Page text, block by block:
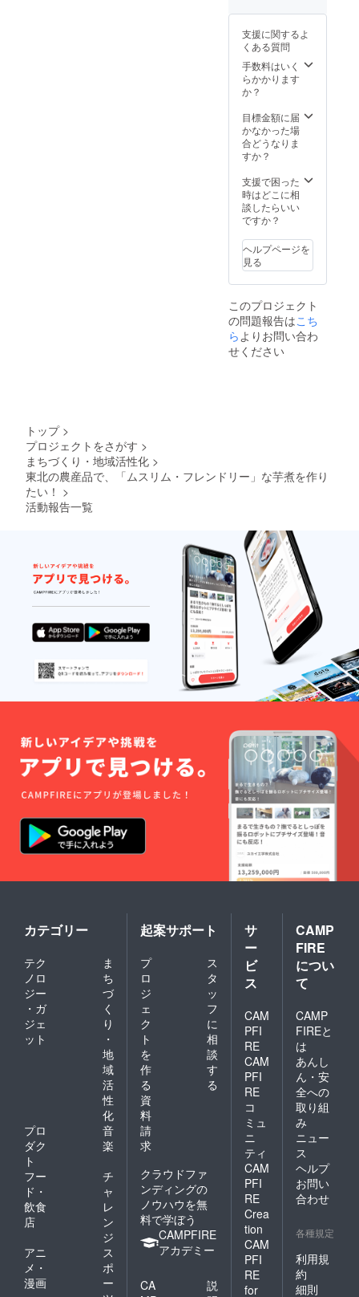
tidak bisa dimakan oleh
umat Islam. Untuk acara ini,
kami akan memproduksi
Imoni dengan TIDAK ADA
PRODUK DARI HEWAN
sehingga semua orang bisa
memakannya terlepas dari
keyakinan agama, semua
orang akan merasakan
dengan Indonesia dan
akan digunakan dalam sup
imoni adalah taro (ubi),
lobak putih, wortel, akar
Dari kelimpahan “bahan
raja” yang ada di prefektur
bahan Miyagi saja agar
menghasilkan masakan
yang khas dengan Miyagi
untuk dilihat oleh Jepang
dan dunia! Informasi Festival
Indonesia di Sendai: Nama
Acara Festival Indonesia di
Sendai（FESTINA） Misi
Menggalang dana amal
untuk memberikan bantuan
kepada korban bencana
gemba bumi dan tsunami di
Pulau Sulawesi, Indonesia,
Acara ini juga
diselenggarakan untuk
memperingati 60 tahun
hubungan diplomatik antara
wine and non-halal meats,
making them inedible for
Muslims. For this event, we
will produce an Imoni with
all people can eat it
regardless of religious faith,
something that everyone will
find delicious! Connecting
with Indonesia and the
World through Miyagi
Cuisine! The ingredients that
are taro, white radish, carrot,
burdock root, green onion,
etc. from the abundant
“Ingredient Empire” called
Miyagi Prefecture. For this
event, we want to use solely
Miyagi ingredients to
Miyagi cuisine for Japan and
Festival in Sendai
information: Event Name
First Indonesia Festival in
Sendai Our Mission Raise
money to provide charity
relief to Sulawesi Island in
Indonesia, which was
heavily affected by the
earthquake and tsunami
disaster. Commemorate the
60th anniversary of
diplomatic relations between
Japan and Indonesia, and
promote mutual
understanding between
調達中です。皆さまにも、
この芋煮プロジェクトに
ジョインして頂けますと幸
いです。何卒、宜しくおね
がいいたします！
モーション
部部長。
支援に関するよ
くある質問
手数料はいく
らかかります
か？
目標金額に届
かなかった場
合どうなりま
すか？
支援で困った
時はどこに相
談したらいい
ですか？
ヘルプページを
見る
このプロジェクト
の問題報告はこち
ら よりお問い合わ
せください
トップ >
プロジェクトをさがす >
まちづくり・地域活性化 >
東北の農産品で、「ムスリム・フレンドリー」な芋煮を作り
たい！ >
活動報告一覧
カテゴリー
テク
ノロ
ジー
・ガ
ジェ
ット
ま
ち
づ
く
り
・
地
域
活
性
化
プロ
ダク
ト
音
楽
フー
ド・
飲食
店
チ
ャ
レ
ン
ジ
アニ
メ・
漫画
ス
ポ
ー
起案サポート
プ
ロ
ジ
ェ
ク
ト
を
作
る
ス
タ
ッ
フ
に
相
談
す
る
資
料
請
求
クラウドファ
ンディングの
ノウハウを無
料で学ぼう
CAMPFIRE
アカデミー
CA
説
サ
ー
ビ
ス
CAM
PFI
RE
CAM
PFI
RE
コ
ミュ
ニ
ティ
CAM
PFI
RE
Crea
tion
CAM
PFI
RE
for
CAMP
FIRE
につい
て
CAMP
FIREと
は
あんし
ん・安
全への
取り組
み
ニュー
ス
ヘルプ
お問い
合わせ
各種規定
利用規
約
細則